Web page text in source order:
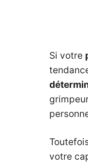
Si votre
votre